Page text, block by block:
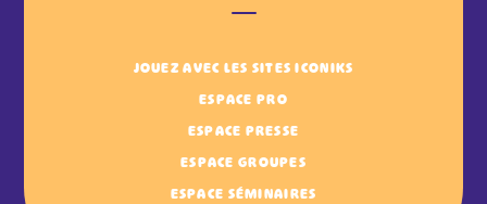
JOUEZ AVEC LES SITES ICONIKS
ESPACE PRO
ESPACE PRESSE
ESPACE GROUPES
ESPACE SÉMINAIRES